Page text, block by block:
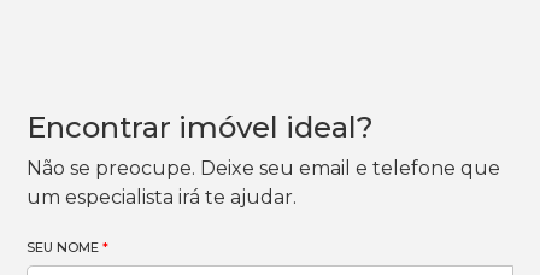
Encontrar imóvel ideal?
Não se preocupe. Deixe seu email e telefone que
um especialista irá te ajudar.
SEU NOME*